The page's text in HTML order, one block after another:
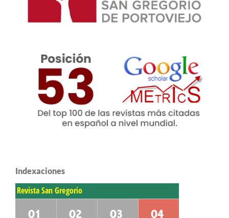
Indexaciones